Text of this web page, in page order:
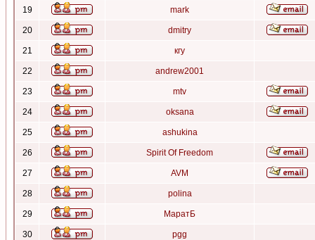
19 mark
20 dmitry
21 кгу
22 andrew2001
23 mtv
24 oksana
25 ashukina
26 Spirit Of Freedom
27 AVM
28 polina
29 МаратБ
30 pgg